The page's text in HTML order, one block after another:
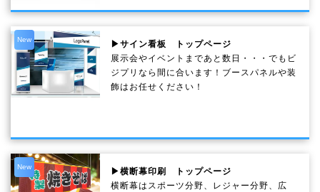
New
▶サイン看板 トップページ
展示会やイベントまであと数日・・・でもビ
ジプリなら間に合います！ブースパネルや装
飾はお任せください！
New
▶横断幕印刷 トップページ
横断幕はスポーツ分野、レジャー分野、広